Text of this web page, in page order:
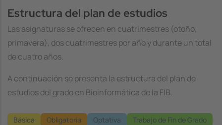
Estructura del plan de estudios
Las asignaturas se ofrecen en cuatrimestres (otoño,
primavera), dos cuatrimestres por año y durante un total
de cuatro años.
A continuación se presenta la estructura del plan de
estudios del grado en Bioinformática de la FIB.
Básica Obligatoria Optativa Trabajo de Fin de Grado